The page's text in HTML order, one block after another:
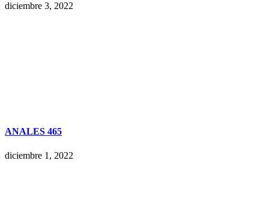
diciembre 3, 2022
ANALES 465
diciembre 1, 2022